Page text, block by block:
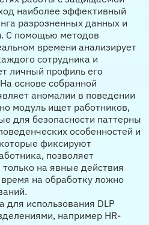
наиболее эффективный
разрозненных данных и
С помощью методов
времени анализирует
сотрудника и
личный профиль его
основе собранной
аномалии в поведении
модуль ищет работников,
для безопасности паттерны
особенностей и
фиксируют
позволяет
на явные действия
на обработку ложно
использования DLP
например HR-